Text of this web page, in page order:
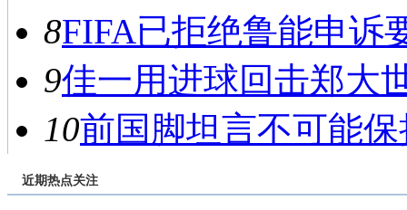
8FIFA已拒绝鲁能申诉
9佳一用进球回击郑大
10前国脚坦言不可能
近期热点关注